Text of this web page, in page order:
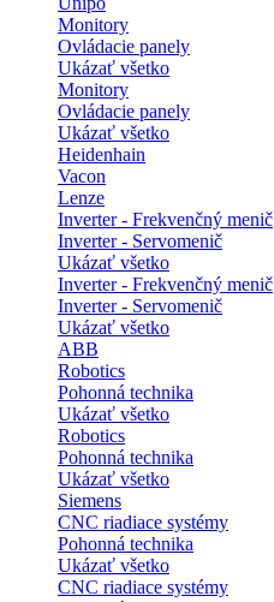
Monitory
Ovládacie panely
Ukázať všetko
Monitory
Ovládacie panely
Ukázať všetko
Heidenhain
Vacon
Lenze
Inverter - Frekvenčný menič
Inverter - Servomenič
Ukázať všetko
Inverter - Frekvenčný menič
Inverter - Servomenič
Ukázať všetko
ABB
Robotics
Pohonná technika
Ukázať všetko
Robotics
Pohonná technika
Ukázať všetko
Siemens
CNC riadiace systémy
Pohonná technika
Ukázať všetko
CNC riadiace systémy